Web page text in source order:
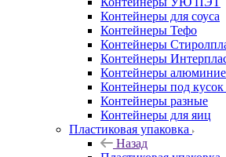
Контейнеры для соуса
Контейнеры Тефо
Контейнеры
Контейнеры
Контейнеры
Контейнеры под кусок
Контейнеры разные
Контейнеры для яиц
Пластиковая упаковка
Назад